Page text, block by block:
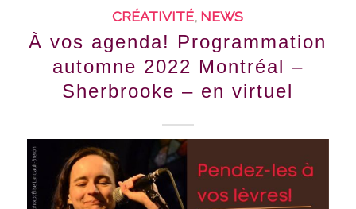
CRÉATIVITÉ, NEWS
À vos agenda! Programmation
automne 2022 Montréal –
Sherbrooke – en virtuel